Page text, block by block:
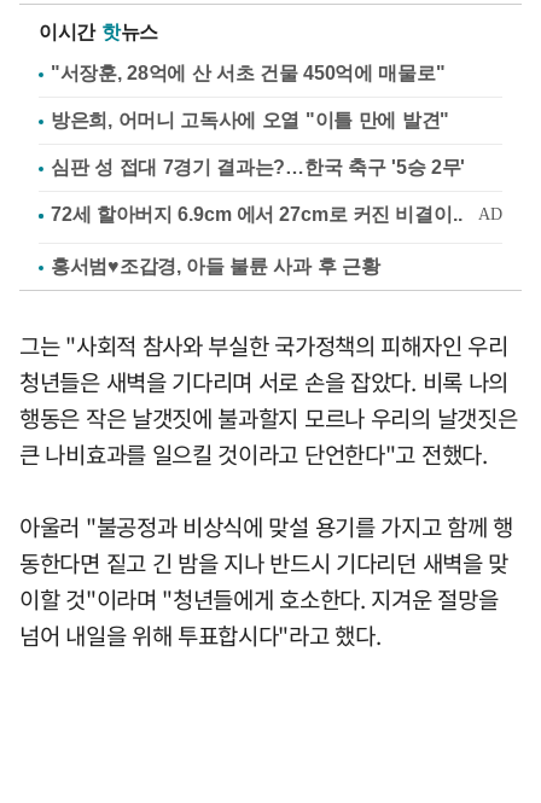
이시간 핫뉴스
"서장훈, 28억에 산 서초 건물 450억에 매물로"
방은희, 어머니 고독사에 오열 "이틀 만에 발견"
심판 성 접대 7경기 결과는?…한국 축구 '5승 2무'
홍서범♥조갑경, 아들 불륜 사과 후 근황
그는 "사회적 참사와 부실한 국가정책의 피해자인 우리
청년들은 새벽을 기다리며 서로 손을 잡았다. 비록 나의
행동은 작은 날갯짓에 불과할지 모르나 우리의 날갯짓은
큰 나비효과를 일으킬 것이라고 단언한다"고 전했다.
아울러 "불공정과 비상식에 맞설 용기를 가지고 함께 행
동한다면 짙고 긴 밤을 지나 반드시 기다리던 새벽을 맞
이할 것"이라며 "청년들에게 호소한다. 지겨운 절망을
넘어 내일을 위해 투표합시다"라고 했다.